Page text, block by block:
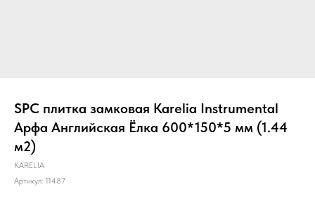
SPC плитка замковая Karelia Instrumental
Арфа Английская Ёлка 600*150*5 мм (1.44
м2)
KARELIA
Артикул: 11487